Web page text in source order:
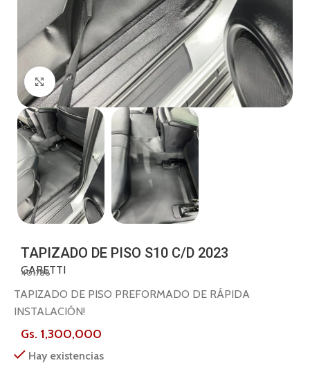
Click to enlarge
TAPIZADO DE PISO S10 C/D 2023
GARETTI
401788
TAPIZADO DE PISO PREFORMADO DE RÁPIDA
INSTALACIÓN!
Gs. 1,300,000
Hay existencias